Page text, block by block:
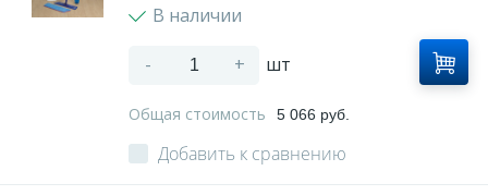
В наличии
- + шт
Общая стоимость 5 066 руб.
Добавить к сравнению